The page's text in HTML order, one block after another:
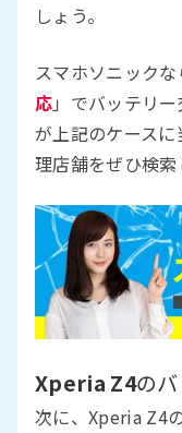
しょう。
スマホソニック
応」でバッテリ
が上記のケース
理店舗をぜひ検索
Xperia Z4の
次に、Xperia Z4